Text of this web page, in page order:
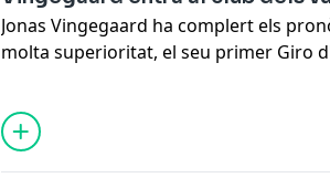
professional i actual preparador físic de
Jonas Vingegaard ha complert els
molta superioritat, el seu primer Giro
selecte grup de vuit ciclistes que han
per etapes i ho fa amb una actuació
de cara al Tour de França. Amb Joan
l'actuació d'un Vingegaard que